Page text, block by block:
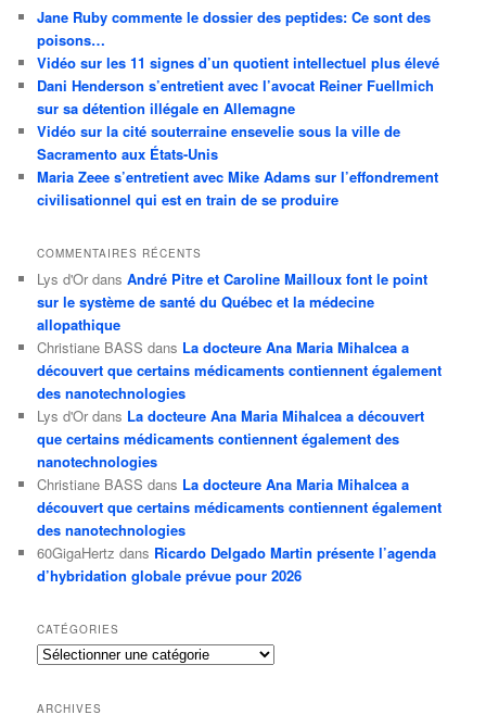
Jane Ruby commente le dossier des peptides: Ce sont des
poisons…
Vidéo sur les 11 signes d’un quotient intellectuel plus élevé
Dani Henderson s’entretient avec l’avocat Reiner Fuellmich
sur sa détention illégale en Allemagne
Vidéo sur la cité souterraine ensevelie sous la ville de
Sacramento aux États-Unis
Maria Zeee s’entretient avec Mike Adams sur l’effondrement
civilisationnel qui est en train de se produire
COMMENTAIRES RÉCENTS
Lys d'Or dansAndré Pitre et Caroline Mailloux font le point
sur le système de santé du Québec et la médecine
allopathique
Christiane BASS dans La docteure Ana Maria Mihalcea a
découvert que certains médicaments contiennent également
des nanotechnologies
Lys d'Or dans La docteure Ana Maria Mihalcea a découvert
que certains médicaments contiennent également des
nanotechnologies
Christiane BASS dans La docteure Ana Maria Mihalcea a
découvert que certains médicaments contiennent également
des nanotechnologies
60GigaHertz dans Ricardo Delgado Martin présente l’agenda
d’hybridation globale prévue pour 2026
CATÉGORIES
Catégories
ARCHIVES